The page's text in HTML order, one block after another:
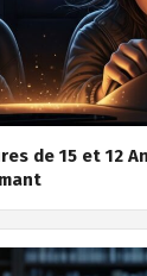
de 15 et 12